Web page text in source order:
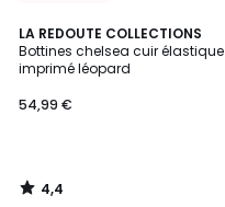
LA REDOUTE COLLECTIONS
Bottines chelsea cuir élastique
imprimé léopard
54,99 €
4,4
/ 5
4,4
/